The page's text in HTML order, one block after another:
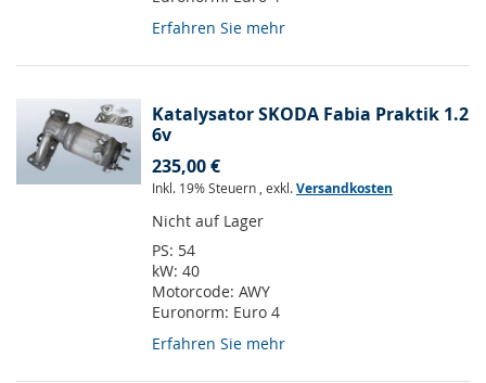
Erfahren Sie mehr
Katalysator SKODA Fabia Praktik 1.2
6v
235,00 €
Inkl. 19% Steuern , exkl.Versandkosten
Nicht auf Lager
PS: 54
kW: 40
Motorcode: AWY
Euronorm: Euro 4
Erfahren Sie mehr